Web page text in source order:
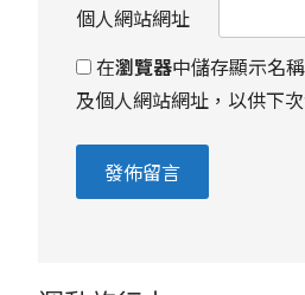
個人網站網址
在瀏覽器中儲存顯示名
及個人網站網址，以供下